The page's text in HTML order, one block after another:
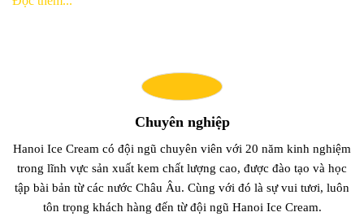
Chuyên nghiệp
Hanoi Ice Cream có đội ngũ chuyên viên với 20 năm kinh nghiệm
trong lĩnh vực sản xuất kem chất lượng cao, được đào tạo và học
tập bài bản từ các nước Châu Âu. Cùng với đó là sự vui tươi, luôn
tôn trọng khách hàng đến từ đội ngũ Hanoi Ice Cream.